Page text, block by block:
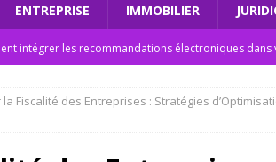
ENTREPRISE IMMOBILIER
intégrer les recommandations électroniques dans
juridiques d’un scrutateur ag en 2026
Fiscalité des Entreprises : Stratégies